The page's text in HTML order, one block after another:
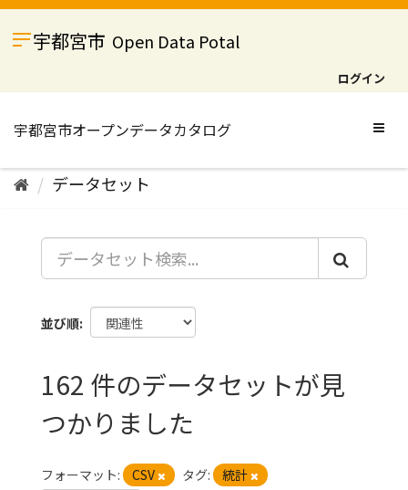
ス
宇都宮市 Open Data Potal
ログイン
データセット
並び順
162 件のデータセットが見
つかりました
フォーマット: CSV タグ:
統計